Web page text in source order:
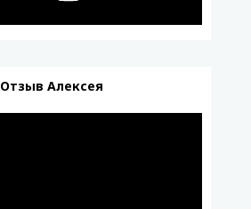
Отзыв Алексея